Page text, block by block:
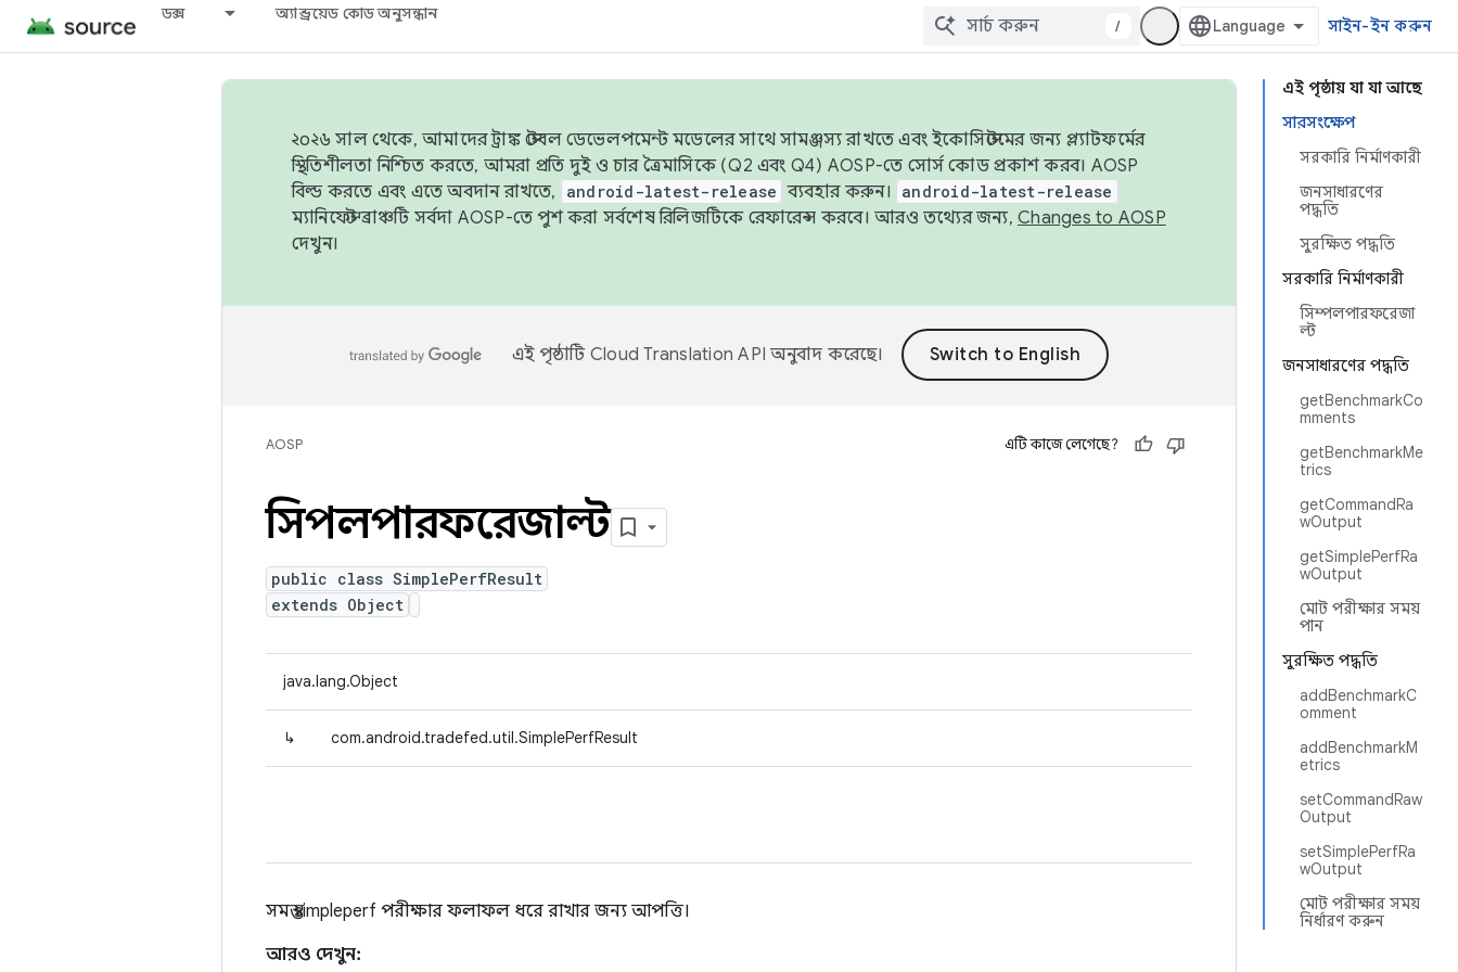
ডক্স অ্যান্ড্রয়েড কোড অনুসন্ধান
/ সাইন-ইন করুন
এই পৃষ্ঠায় যা যা আছে
সারসংক্ষেপ
সরকারি নির্মাণকারী
জনসাধারণের
পদ্ধতি
সুরক্ষিত পদ্ধতি
সরকারি নির্মাণকারী
সিম্পলপারফরেজা
ল্ট
জনসাধারণের পদ্ধতি
getBenchmarkCo
mments
getBenchmarkMe
trics
getCommandRa
wOutput
getSimplePerfRa
wOutput
মোট পরীক্ষার সময়
পান
সুরক্ষিত পদ্ধতি
addBenchmarkC
omment
addBenchmarkM
etrics
setCommandRaw
Output
setSimplePerfRa
wOutput
মোট পরীক্ষার সময়
নির্ধারণ করুন
২০২৬ সাল থেকে, আমাদের ট্রাঙ্ক স্টেবল ডেভেলপমেন্ট মডেলের সাথে সামঞ্জস্য রাখতে এবং ইকোসিস্টেমের জন্য প্ল্যাটফর্মের
স্থিতিশীলতা নিশ্চিত করতে, আমরা প্রতি দুই ও চার ত্রৈমাসিকে (Q2 এবং Q4) AOSP-তে সোর্স কোড প্রকাশ করব। AOSP
বিল্ড করতে এবং এতে অবদান রাখতে,
android-latest-release ব্যবহার করুন। android-latest-release
ম্যানিফেস্ট ব্রাঞ্চটি সর্বদা AOSP-তে পুশ করা সর্বশেষ রিলিজটিকে রেফারেন্স করবে। আরও তথ্যের জন্য, Changes to AOSP
দেখুন।
এই পৃষ্ঠাটি Cloud Translation API অনুবাদ করেছে।
AOSP এটি কাজে লেগেছে?
সিম্পলপারফরেজাল্ট
public class SimplePerfResult
extends Object
java.lang.Object
↳ com.android.tradefed.util.SimplePerfResult
সমস্ত simpleperf পরীক্ষার ফলাফল ধরে রাখার জন্য আপত্তি।
আরও দেখুন: